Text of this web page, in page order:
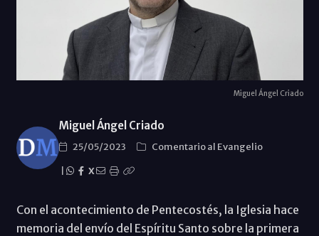
Miguel Ángel Criado
Miguel Ángel Criado
25/05/2023
Comentario al Evangelio
X
Con el acontecimiento de Pentecostés, la Iglesia hace
memoria del envío del Espíritu Santo sobre la primera